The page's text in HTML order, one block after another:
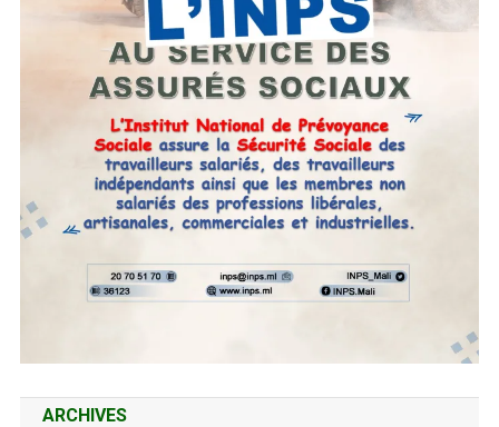
ARCHIVES